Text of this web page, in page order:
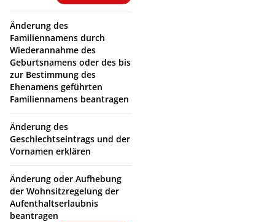
Änderung des
Familiennamens durch
Wiederannahme des
Geburtsnamens oder des bis
zur Bestimmung des
Ehenamens geführten
Familiennamens beantragen
Änderung des
Geschlechtseintrags und der
Vornamen erklären
Änderung oder Aufhebung
der Wohnsitzregelung der
Aufenthaltserlaubnis
beantragen